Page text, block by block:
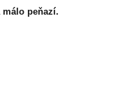
peňazí.